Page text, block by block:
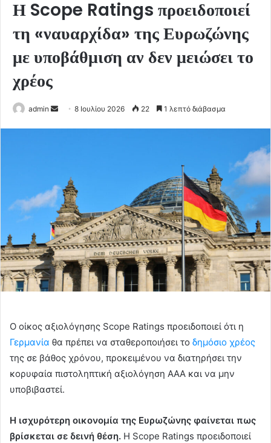
Η Scope Ratings προειδοποιεί
τη «ναυαρχίδα» της Ευρωζώνης
με υποβάθμιση αν δεν μειώσει το
χρέος
admin
Send8 Ιουλίου 2026 22 1 λεπτό διάβασμα
Ο οίκος αξιολόγησης Scope Ratings προειδοποιεί ότι η
Γερμανία θα πρέπει να σταθεροποιήσει το δημόσιο χρέος
της σε βάθος χρόνου, προκειμένου να διατηρήσει την
κορυφαία πιστοληπτική αξιολόγηση ΑΑΑ και να μην
υποβιβαστεί.
Η ισχυρότερη οικονομία της Ευρωζώνης φαίνεται πως
βρίσκεται σε δεινή θέση. Η Scope Ratings προειδοποιεί